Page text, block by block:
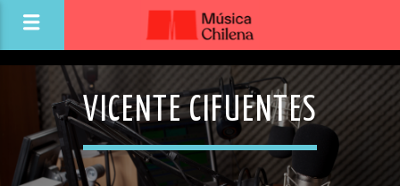
VICENTE CIFUENTES